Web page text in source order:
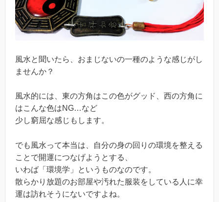
風水と聞いたら、おまじないの一種のような感じがし
ませんか？
風水的には、東の方角はこの色がグッド、西の方角に
はこんな色はNG…など
少し窮屈な感じもします。
でも風水って本当は、自分の身の回りの環境を整える
ことで開運につなげようとする、
いわば「環境学」というものなのです。
散らかり放題のお部屋や汚れた服装をしている人に幸
運は訪れそうにないですよね。